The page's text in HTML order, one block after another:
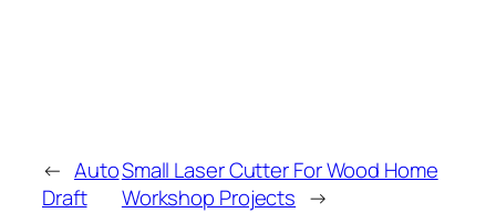
← Auto
Draft
Small Laser Cutter For Wood Home
Workshop Projects →